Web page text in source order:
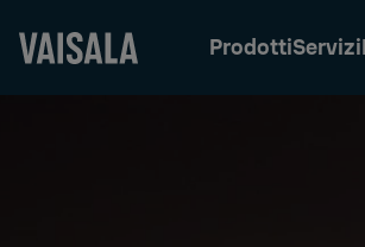
ProdottiServizi